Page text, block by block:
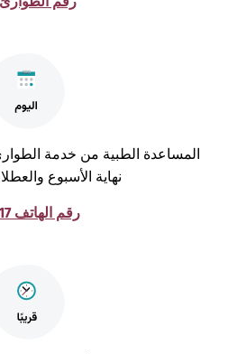
الطبية من خدمة الطوارئ
نهاية الأسبوع والعطلات
رقم الهاتف 116117